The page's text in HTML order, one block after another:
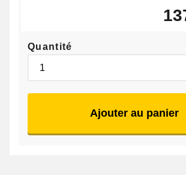
Quantité
Ajouter au panier